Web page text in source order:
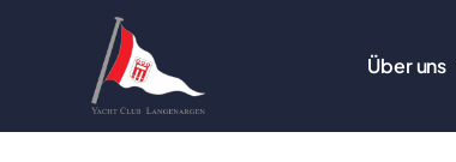
Über uns